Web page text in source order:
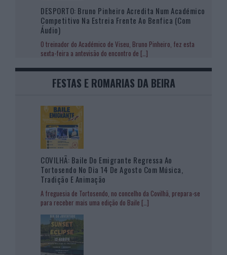
DESPORTO: Bruno Pinheiro Acredita Num Académico
Competitivo Na Estreia Frente Ao Benfica (com
Áudio)
O treinador do Académico de Viseu, Bruno Pinheiro, fez esta
sexta-feira a antevisão do encontro de […]
FESTAS E ROMARIAS DA BEIRA
COVILHÃ: Baile Do Emigrante Regressa Ao
Tortosendo No Dia 14 De Agosto Com Música,
Tradição E Animação
A freguesia de Tortosendo, no concelho da Covilhã, prepara-se
para receber mais uma edição do Baile […]